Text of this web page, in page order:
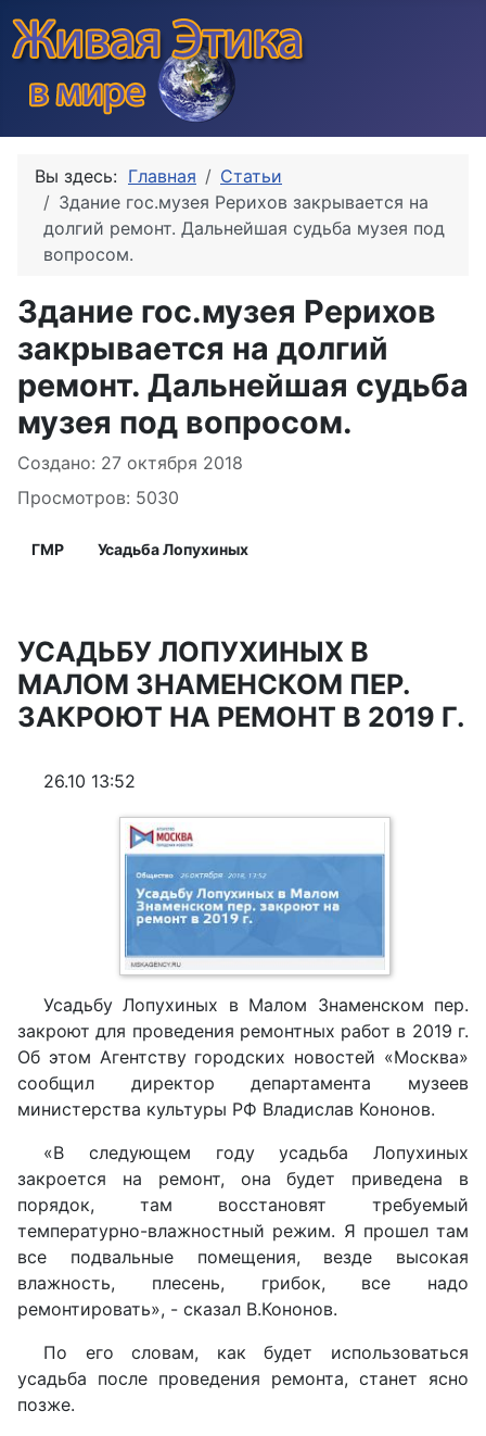
Вы здесь: Главная
Статьи
Здание гос.музея Рерихов закрывается на
долгий ремонт. Дальнейшая судьба музея под
вопросом.
Здание гос.музея Рерихов
закрывается на долгий
ремонт. Дальнейшая судьба
музея под вопросом.
Информация о материале
Создано: 27 октября 2018
Просмотров: 5030
ГМР Усадьба Лопухиных
УСАДЬБУ ЛОПУХИНЫХ В
МАЛОМ ЗНАМЕНСКОМ ПЕР.
ЗАКРОЮТ НА РЕМОНТ В 2019 Г.
26.10 13:52
Усадьбу Лопухиных в Малом Знаменском пер.
закроют для проведения ремонтных работ в 2019 г.
Об этом Агентству городских новостей «Москва»
сообщил директор департамента музеев
министерства культуры РФ Владислав Кононов.
«В следующем году усадьба Лопухиных
закроется на ремонт, она будет приведена в
порядок, там восстановят требуемый
температурно-влажностный режим. Я прошел там
все подвальные помещения, везде высокая
влажность, плесень, грибок, все надо
ремонтировать», - сказал В.Кононов.
По его словам, как будет использоваться
усадьба после проведения ремонта, станет ясно
позже.